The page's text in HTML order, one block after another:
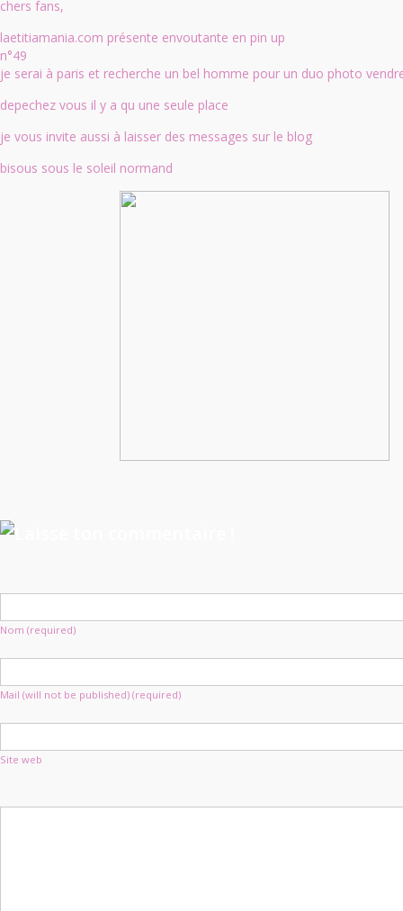
chers fans,
laetitiamania.com présente envoutante en pin up
n°49
je serai à paris et recherche un bel homme pour un duo photo
depechez vous il y a qu une seule place
je vous invite aussi à laisser des messages sur le blog
bisous sous le soleil normand
Nom (required)
Mail (will not be published) (required)
Site web